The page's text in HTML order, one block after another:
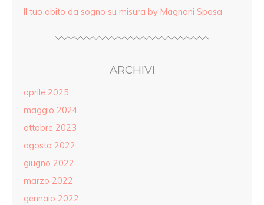
Il tuo abito da sogno su misura by Magnani Sposa
ARCHIVI
aprile 2025
maggio 2024
ottobre 2023
agosto 2022
giugno 2022
marzo 2022
gennaio 2022